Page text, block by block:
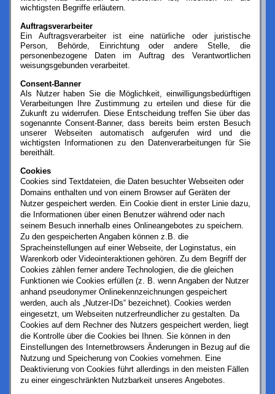
wichtigsten Begriffe erläutern.
Auftragsverarbeiter
Ein Auftragsverarbeiter ist eine natürliche oder juristische
Person, Behörde, Einrichtung oder andere Stelle, die
personenbezogene Daten im Auftrag des Verantwortlichen
weisungsgebunden verarbeitet.
Consent-Banner
Als Nutzer haben Sie die Möglichkeit, einwilligungsbedürftigen
Verarbeitungen Ihre Zustimmung zu erteilen und diese für die
Zukunft zu widerrufen. Diese Entscheidung treffen Sie über das
sogenannte Consent-Banner, dass bereits beim ersten Besuch
unserer Webseiten automatisch aufgerufen wird und die
wichtigsten Informationen zu den Datenverarbeitungen für Sie
bereithält.
Cookies
Cookies sind Textdateien, die Daten besuchter Webseiten oder
Domains enthalten und von einem Browser auf Geräten der
Nutzer gespeichert werden. Ein Cookie dient in erster Linie dazu,
die Informationen über einen Benutzer während oder nach
seinem Besuch innerhalb eines Onlineangebotes zu speichern.
Zu den gespeicherten Angaben können z.B. die
Spracheinstellungen auf einer Webseite, der Loginstatus, ein
Warenkorb oder Videointeraktionen gehören. Zu dem Begriff der
Cookies zählen ferner andere Technologien, die die gleichen
Funktionen wie Cookies erfüllen (z. B. wenn Angaben der Nutzer
anhand pseudonymer Onlinekennzeichnungen gespeichert
werden, auch als „Nutzer-IDs“ bezeichnet). Cookies werden
eingesetzt, um Webseiten nutzerfreundlicher zu gestalten. Da
Cookies auf dem Rechner des Nutzers gespeichert werden, liegt
die Kontrolle über die Cookies bei Ihnen. Sie können in den
Einstellungen des Internetbrowsers Änderungen in Bezug auf die
Nutzung und Speicherung von Cookies vornehmen. Eine
Deaktivierung von Cookies führt allerdings in den meisten Fällen
zu einer eingeschränkten Nutzbarkeit unseres Angebotes.